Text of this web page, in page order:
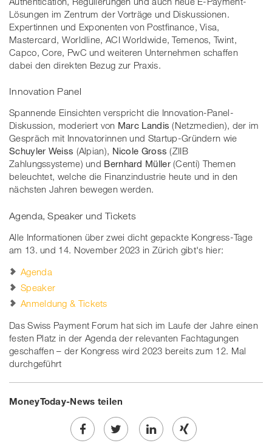
Lösungen im Zentrum der Vorträge und Diskussionen.
Expertinnen und Exponenten von Postfinance, Visa,
Mastercard, Worldline, ACI Worldwide, Temenos, Twint,
Capco, Core, PwC und weiteren Unternehmen schaffen
dabei den direkten Bezug zur Praxis.
Innovation Panel
Spannende Einsichten verspricht die Innovation-Panel-
Diskussion, moderiert von Marc Landis (Netzmedien), der im
Gespräch mit Innovatorinnen und Startup-Gründern wie
Schuyler Weiss (Alpian), Nicole Gross (ZIIB
Zahlungssysteme) und Bernhard Müller(Centi) Themen
beleuchtet, welche die Finanzindustrie heute und in den
nächsten Jahren bewegen werden.
Agenda, Speaker und Tickets
Alle Informationen über zwei dicht gepackte Kongress-Tage
am 13. und 14. November 2023 in Zürich gibt's hier:
Agenda
Speaker
Anmeldung & Tickets
Das Swiss Payment Forum hat sich im Laufe der Jahre einen
festen Platz in der Agenda der relevanten Fachtagungen
geschaffen – der Kongress wird 2023 bereits zum 12. Mal
durchgeführt
MoneyToday-News teilen